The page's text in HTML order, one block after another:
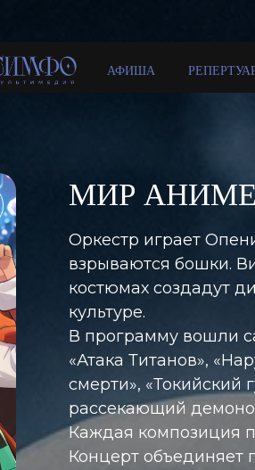
Оркестр играет
взрываются бошки.
костюмах создадут
культуре.
В программу вошли
«Атака Титанов»,
смерти», «Токийский
рассекающий
Каждая композиция
Концерт объединяет
МИР
АФИША